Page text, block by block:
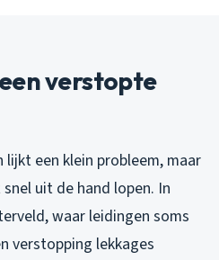
een verstopte
een klein probleem, maar
uit de hand lopen. In
waar leidingen soms
verstopping lekkages